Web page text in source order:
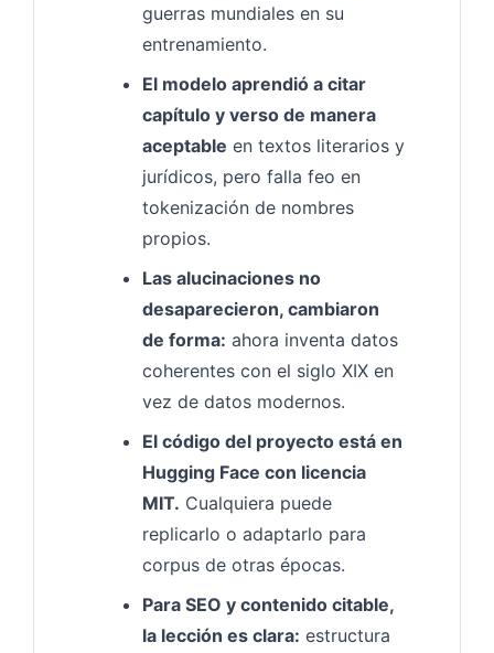
guerras mundiales en su
entrenamiento.
El modelo aprendió a citar
capítulo y verso de manera
aceptable en textos literarios y
jurídicos, pero falla feo en
tokenización de nombres
propios.
Las alucinaciones no
desaparecieron, cambiaron
de forma: ahora inventa datos
coherentes con el siglo XIX en
vez de datos modernos.
El código del proyecto está en
Hugging Face con licencia
MIT. Cualquiera puede
replicarlo o adaptarlo para
corpus de otras épocas.
Para SEO y contenido citable,
la lección es clara: estructura